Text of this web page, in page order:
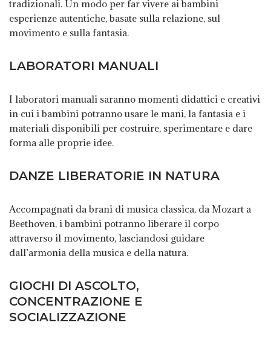
tradizionali. Un modo per far vivere ai bambini
esperienze autentiche, basate sulla relazione, sul
movimento e sulla fantasia.
LABORATORI MANUALI
I laboratori manuali saranno momenti didattici e creativi
in cui i bambini potranno usare le mani, la fantasia e i
materiali disponibili per costruire, sperimentare e dare
forma alle proprie idee.
DANZE LIBERATORIE IN NATURA
Accompagnati da brani di musica classica, da Mozart a
Beethoven, i bambini potranno liberare il corpo
attraverso il movimento, lasciandosi guidare
dall’armonia della musica e della natura.
GIOCHI DI ASCOLTO,
CONCENTRAZIONE E
SOCIALIZZAZIONE